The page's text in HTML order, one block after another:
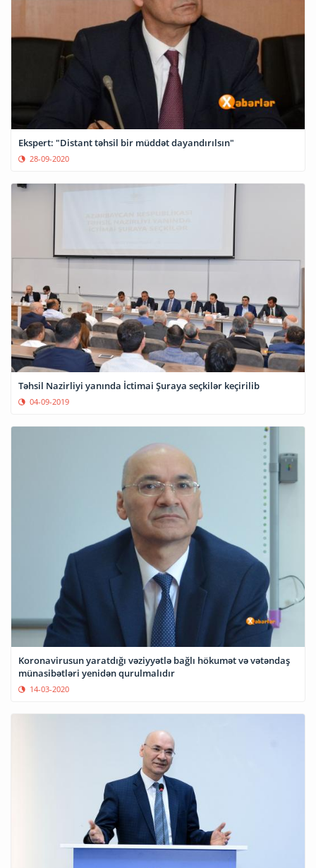
Ekspert: "Distant təhsil bir müddət dayandırılsın"
28-09-2020
Təhsil Nazirliyi yanında İctimai Şuraya seçkilər keçirilib
04-09-2019
Koronavirusun yaratdığı vəziyyətlə bağlı hökumət və vətəndaş
münasibətləri yenidən qurulmalıdır
14-03-2020